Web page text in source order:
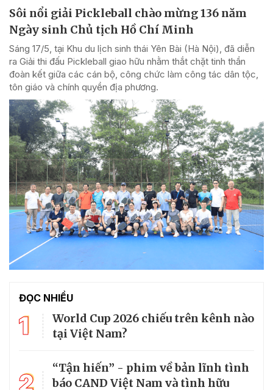
Sôi nổi giải Pickleball chào mừng 136 năm
Ngày sinh Chủ tịch Hồ Chí Minh
Sáng 17/5, tại Khu du lịch sinh thái Yên Bài (Hà Nội), đã diễn
ra Giải thi đấu Pickleball giao hữu nhằm thắt chặt tinh thần
đoàn kết giữa các cán bộ, công chức làm công tác dân tộc,
tôn giáo và chính quyền địa phương.
ĐỌC NHIỀU
1
World Cup 2026 chiếu trên kênh nào
tại Việt Nam?
2
“Tận hiến” - phim về bản lĩnh tình
báo CAND Việt Nam và tình hữu